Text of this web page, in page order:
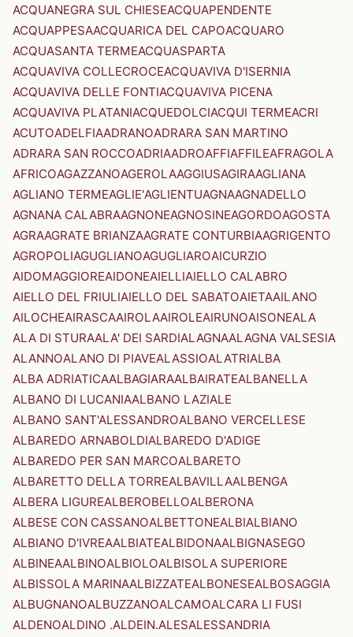
ACQUANEGRA SUL CHIESEACQUAPENDENTE
ACQUAPPESAACQUARICA DEL CAPOACQUARO
ACQUASANTA TERMEACQUASPARTA
ACQUAVIVA COLLECROCEACQUAVIVA D'ISERNIA
ACQUAVIVA DELLE FONTIACQUAVIVA PICENA
ACQUAVIVA PLATANIACQUEDOLCIACQUI TERMEACRI
ACUTOADELFIAADRANOADRARA SAN MARTINO
ADRARA SAN ROCCOADRIAADROAFFIAFFILEAFRAGOLA
AFRICOAGAZZANOAGEROLAAGGIUSAGIRAAGLIANA
AGLIANO TERMEAGLIE'AGLIENTUAGNAAGNADELLO
AGNANA CALABRAAGNONEAGNOSINEAGORDOAGOSTA
AGRAAGRATE BRIANZAAGRATE CONTURBIAAGRIGENTO
AGROPOLIAGUGLIANOAGUGLIAROAICURZIO
AIDOMAGGIOREAIDONEAIELLIAIELLO CALABRO
AIELLO DEL FRIULIAIELLO DEL SABATOAIETAAILANO
AILOCHEAIRASCAAIROLAAIROLEAIRUNOAISONEALA
ALA DI STURAALA' DEI SARDIALAGNAALAGNA VALSESIA
ALANNOALANO DI PIAVEALASSIOALATRIALBA
ALBA ADRIATICAALBAGIARAALBAIRATEALBANELLA
ALBANO DI LUCANIAALBANO LAZIALE
ALBANO SANT'ALESSANDROALBANO VERCELLESE
ALBAREDO ARNABOLDIALBAREDO D'ADIGE
ALBAREDO PER SAN MARCOALBARETO
ALBARETTO DELLA TORREALBAVILLAALBENGA
ALBERA LIGUREALBEROBELLOALBERONA
ALBESE CON CASSANOALBETTONEALBIALBIANO
ALBIANO D'IVREAALBIATEALBIDONAALBIGNASEGO
ALBINEAALBINOALBIOLOALBISOLA SUPERIORE
ALBISSOLA MARINAALBIZZATEALBONESEALBOSAGGIA
ALBUGNANOALBUZZANOALCAMOALCARA LI FUSI
ALDENOALDINO .ALDEIN.ALESALESSANDRIA